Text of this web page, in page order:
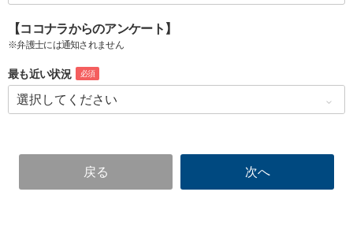
【ココナラからのアンケート】
※弁護士には通知されません
最も近い状況 必須